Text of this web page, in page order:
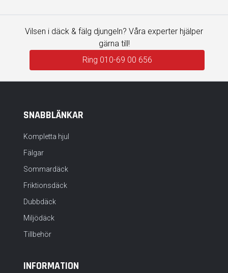
Vilsen i däck & fälg djungeln? Våra experter hjälper
gärna till!
Ring 010-69 00 656
SNABBLÄNKAR
Kompletta hjul
Fälgar
Sommardäck
Friktionsdäck
Dubbdäck
Miljödäck
Tillbehör
INFORMATION